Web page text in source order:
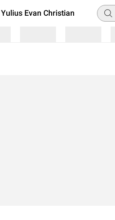
Yulius Evan Christian